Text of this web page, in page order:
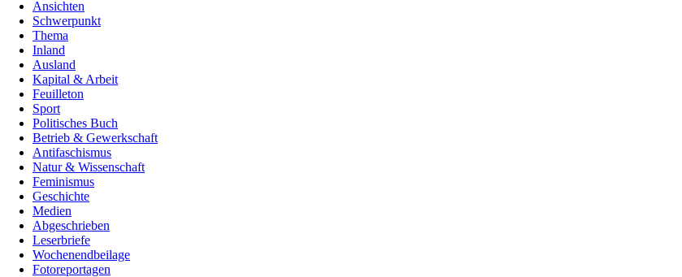
Ansichten
Schwerpunkt
Thema
Inland
Ausland
Kapital & Arbeit
Feuilleton
Sport
Politisches Buch
Betrieb & Gewerkschaft
Antifaschismus
Natur & Wissenschaft
Feminismus
Geschichte
Medien
Abgeschrieben
Leserbriefe
Wochenendbeilage
Fotoreportagen